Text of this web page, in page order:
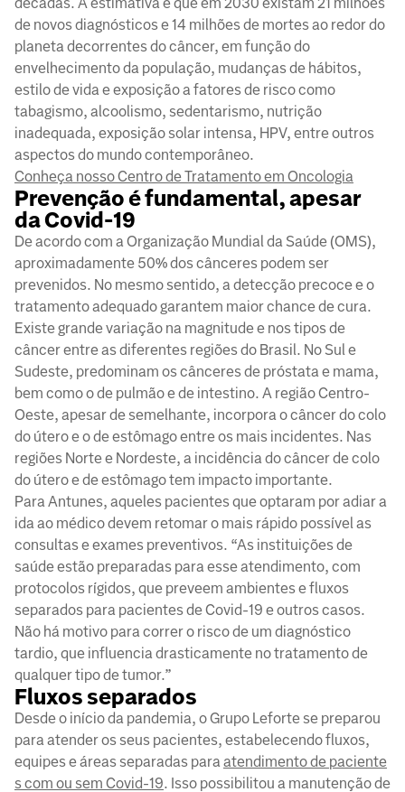
décadas. A estimativa é que em 2030 existam 21 milhões
de novos diagnósticos e 14 milhões de mortes ao redor do
planeta decorrentes do câncer, em função do
envelhecimento da população, mudanças de hábitos,
estilo de vida e exposição a fatores de risco como
tabagismo, alcoolismo, sedentarismo, nutrição
inadequada, exposição solar intensa, HPV, entre outros
aspectos do mundo contemporâneo.
Conheça nosso Centro de Tratamento em Oncologia
Prevenção é fundamental, apesar
da Covid-19
De acordo com a Organização Mundial da Saúde (OMS),
aproximadamente 50% dos cânceres podem ser
prevenidos. No mesmo sentido, a detecção precoce e o
tratamento adequado garantem maior chance de cura.
Existe grande variação na magnitude e nos tipos de
câncer entre as diferentes regiões do Brasil. No Sul e
Sudeste, predominam os cânceres de próstata e mama,
bem como o de pulmão e de intestino. A região Centro-
Oeste, apesar de semelhante, incorpora o câncer do colo
do útero e o de estômago entre os mais incidentes. Nas
regiões Norte e Nordeste, a incidência do câncer de colo
do útero e de estômago tem impacto importante.
Para Antunes, aqueles pacientes que optaram por adiar a
ida ao médico devem retomar o mais rápido possível as
consultas e exames preventivos. “As instituições de
saúde estão preparadas para esse atendimento, com
protocolos rígidos, que preveem ambientes e fluxos
separados para pacientes de Covid-19 e outros casos.
Não há motivo para correr o risco de um diagnóstico
tardio, que influencia drasticamente no tratamento de
qualquer tipo de tumor.”
Fluxos separados
Desde o início da pandemia, o Grupo Leforte se preparou
para atender os seus pacientes, estabelecendo fluxos,
equipes e áreas separadas paraatendimento de paciente
s com ou sem Covid-19. Isso possibilitou a manutenção de